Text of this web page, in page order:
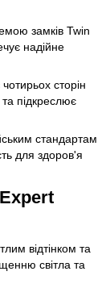
замків Twin
надійне
сторін
підкреслює
стандартам
для здоров'я
відтінком та
світла та